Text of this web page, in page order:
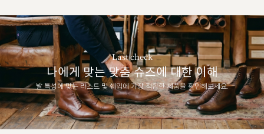
Last check
나에게 맞는 맞춤 슈즈에 대한 이해
발 특성에 맞는 라스트 및 쉐입에 가장 적합한 제품을 확인해보세요.